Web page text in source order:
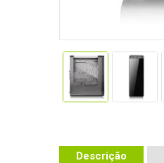
Descrição